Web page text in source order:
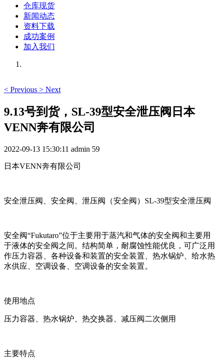
仓库现货
新闻动态
资料下载
成功案例
加入我们
< Previous > Next
9.13号到货，SL-39型安全泄压阀日本
VENN奔有限公司
2022-09-13 15:30:11 admin 59
日本VENN奔有限公司
安全泄压阀、安全阀、泄压阀（安全阀）SL-39型安全泄压阀
安全阀“Fukutaro”位于主要用于蒸汽和气体的安全阀和主要用
于液体的安全阀之间。结构简单，耐腐蚀性能优良，可广泛用
作压力容器、各种设备和装置的安全装置、热水锅炉、给水热
水供应、空调设备、空调设备的安全装置。
使用地点
压力容器、热水锅炉、热交换器、减压阀二次侧用
主要特点